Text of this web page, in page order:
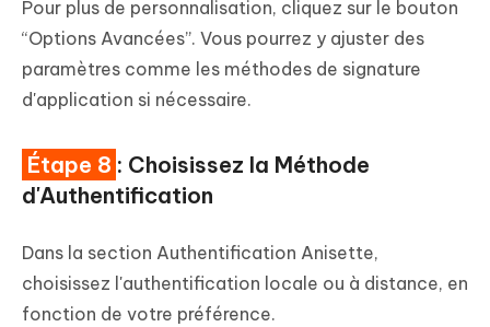
Pour plus de personnalisation, cliquez sur le bouton
“Options Avancées”. Vous pourrez y ajuster des
paramètres comme les méthodes de signature
d'application si nécessaire.
Étape 8 : Choisissez la Méthode
d'Authentification
Dans la section Authentification Anisette,
choisissez l'authentification locale ou à distance, en
fonction de votre préférence.